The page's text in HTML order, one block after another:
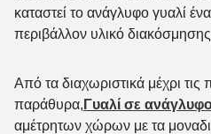
καταστεί το ανάγλυφο γυαλί
περιβάλλον υλικό διακόσμησης
Από τα διαχωριστικά μέχρι τις
παράθυρα, Γυαλί σε
αμέτρητων χώρων με τα